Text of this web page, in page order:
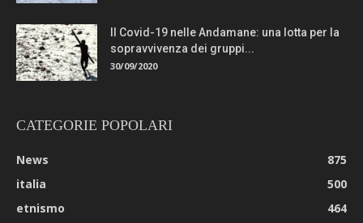
Il Covid-19 nelle Andamane: una lotta per la
sopravvivenza dei gruppi...
30/09/2020
CATEGORIE POPOLARI
News
875
italia
500
etnismo
464